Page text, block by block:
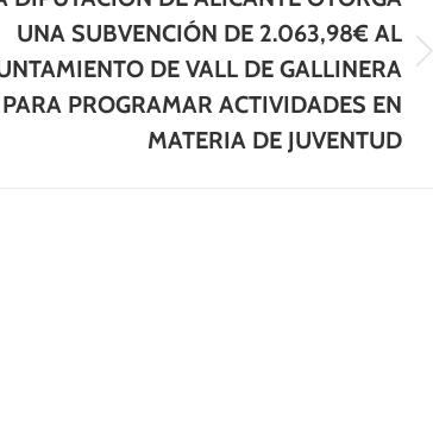
UNA SUBVENCIÓN DE 2.063,98€ AL
DE VALL DE GALLINERA
PARA PROGRAMAR ACTIVIDADES EN
MATERIA DE JUVENTUD